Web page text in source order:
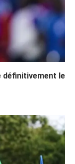
définitivement le